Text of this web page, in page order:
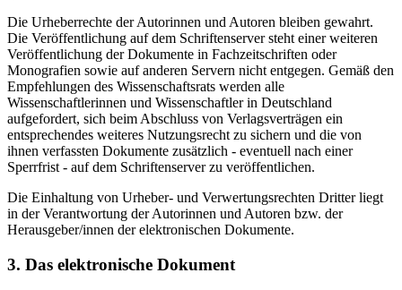
Die Urheberrechte der Autorinnen und Autoren bleiben gewahrt.
Die Veröffentlichung auf dem Schriftenserver steht einer weiteren
Veröffentlichung der Dokumente in Fachzeitschriften oder
Monografien sowie auf anderen Servern nicht entgegen. Gemäß den
Empfehlungen des Wissenschaftsrats werden alle
Wissenschaftlerinnen und Wissenschaftler in Deutschland
aufgefordert, sich beim Abschluss von Verlagsverträgen ein
entsprechendes weiteres Nutzungsrecht zu sichern und die von
ihnen verfassten Dokumente zusätzlich - eventuell nach einer
Sperrfrist - auf dem Schriftenserver zu veröffentlichen.
Die Einhaltung von Urheber- und Verwertungsrechten Dritter liegt
in der Verantwortung der Autorinnen und Autoren bzw. der
Herausgeber/innen der elektronischen Dokumente.
3. Das elektronische Dokument